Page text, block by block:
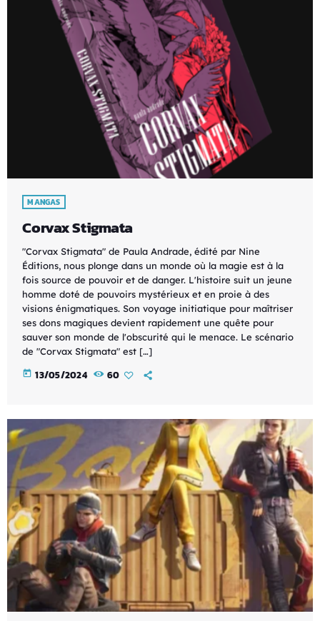
MANGAS
Corvax Stigmata
"Corvax Stigmata" de Paula Andrade, édité par Nine
Éditions, nous plonge dans un monde où la magie est à la
fois source de pouvoir et de danger. L'histoire suit un jeune
homme doté de pouvoirs mystérieux et en proie à des
visions énigmatiques. Son voyage initiatique pour maîtriser
ses dons magiques devient rapidement une quête pour
sauver son monde de l'obscurité qui le menace. Le scénario
de "Corvax Stigmata" est […]
today 13/05/2024 60